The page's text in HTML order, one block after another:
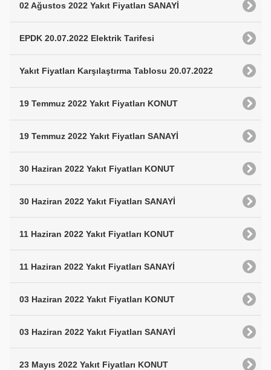
02 Ağustos 2022 Yakıt Fiyatları SANAYİ
EPDK 20.07.2022 Elektrik Tarifesi
Yakıt Fiyatları Karşılaştırma Tablosu 20.07.2022
19 Temmuz 2022 Yakıt Fiyatları KONUT
19 Temmuz 2022 Yakıt Fiyatları SANAYİ
30 Haziran 2022 Yakıt Fiyatları KONUT
30 Haziran 2022 Yakıt Fiyatları SANAYİ
11 Haziran 2022 Yakıt Fiyatları KONUT
11 Haziran 2022 Yakıt Fiyatları SANAYİ
03 Haziran 2022 Yakıt Fiyatları KONUT
03 Haziran 2022 Yakıt Fiyatları SANAYİ
23 Mayıs 2022 Yakıt Fiyatları KONUT